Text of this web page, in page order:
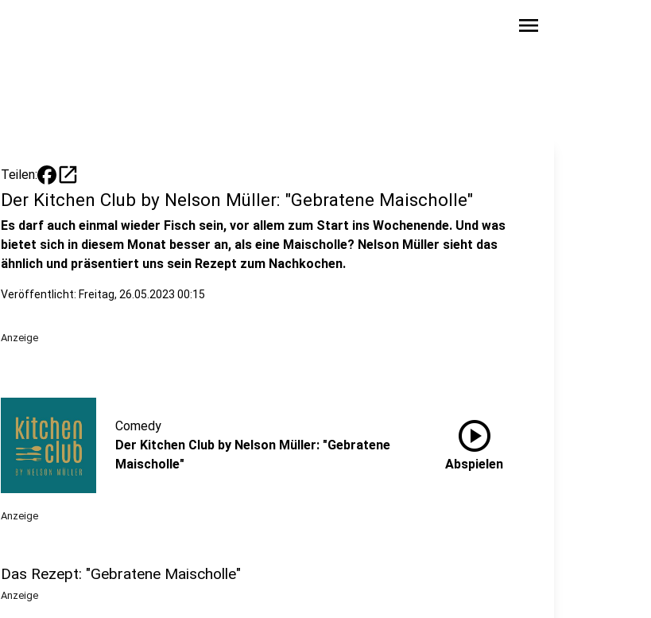
menu
Teilen: open_in_new
Der Kitchen Club by Nelson Müller: "Gebratene Maischolle"
Es darf auch einmal wieder Fisch sein, vor allem zum Start ins Wochenende. Und was
bietet sich in diesem Monat besser an, als eine Maischolle? Nelson Müller sieht das
ähnlich und präsentiert uns sein Rezept zum Nachkochen.
Veröffentlicht: Freitag, 26.05.2023 00:15
Anzeige
Comedy
Der Kitchen Club by Nelson Müller: "Gebratene
Maischolle"
play_circle
Abspielen
Anzeige
Das Rezept: "Gebratene Maischolle"
Anzeige